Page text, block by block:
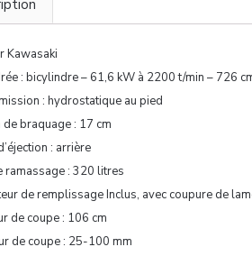
Kawasaki
: bicylindre – 61,6 kW à 2200 t/min – 726
: hydrostatique au pied
de braquage : 17 cm
: arrière
ramassage : 320 litres
de remplissage Inclus, avec coupure de
de coupe : 106 cm
de coupe : 25-100 mm